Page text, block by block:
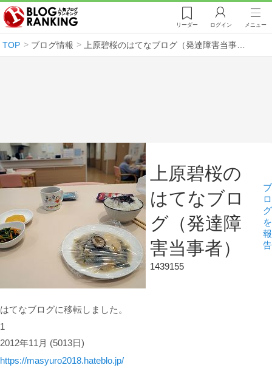
リーダー ログイン メニュー
TOP ブログ情報 上原碧桜のはてなブログ（発達障害当事者）
上原碧桜の
はてなブロ
グ（発達障
害当事者）
1439155
ブ
ロ
グ
を
報
告
はてなブログに移転しました。
1
2012年11月 (5013日)
https://masyuro2018.hateblo.jp/